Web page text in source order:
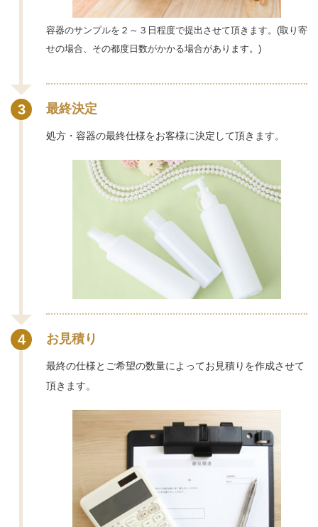
容器のサンプルを２～３日程度で提出させて頂きます。(取り寄
せの場合、その都度日数がかかる場合があります。)
3 最終決定
処方・容器の最終仕様をお客様に決定して頂きます。
4 お見積り
最終の仕様とご希望の数量によってお見積りを作成させて
頂きます。